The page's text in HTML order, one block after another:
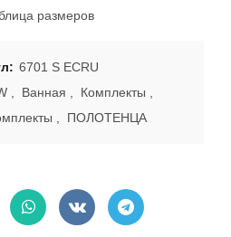
размеров
6701 S ECRU
Ванная Комплекты
ПОЛОТЕНЦА